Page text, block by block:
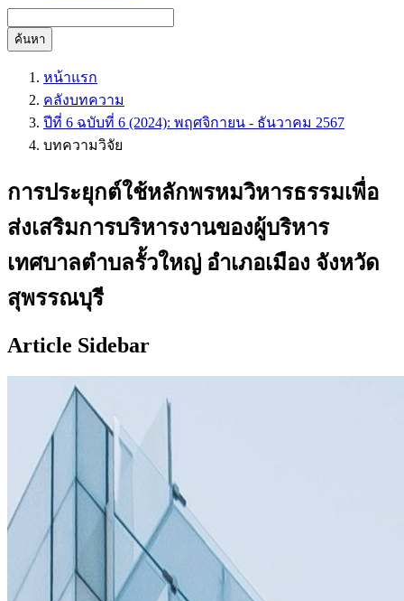
ค้นหา
หน้าแรก
คลังบทความ
ปีที่ 6 ฉบับที่ 6 (2024): พฤศจิกายน - ธันวาคม 2567
บทความวิจัย
การประยุกต์ใช้หลักพรหมวิหารธรรมเพื่อ
ส่งเสริมการบริหารงานของผู้บริหาร
เทศบาลตำบลรั้วใหญ่ อำเภอเมือง จังหวัด
สุพรรณบุรี
Article Sidebar